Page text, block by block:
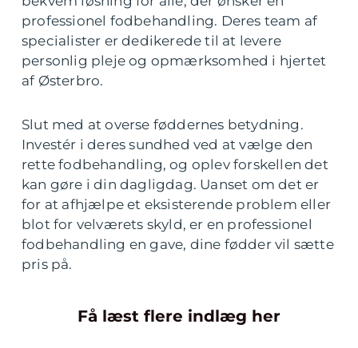
professionel fodbehandling. Deres team af
specialister er dedikerede til at levere
personlig pleje og opmærksomhed i hjertet
af Østerbro.
Slut med at overse føddernes betydning.
Investér i deres sundhed ved at vælge den
rette fodbehandling, og oplev forskellen det
kan gøre i din dagligdag. Uanset om det er
for at afhjælpe et eksisterende problem eller
blot for velværets skyld, er en professionel
fodbehandling en gave, dine fødder vil sætte
pris på.
Få læst flere indlæg her